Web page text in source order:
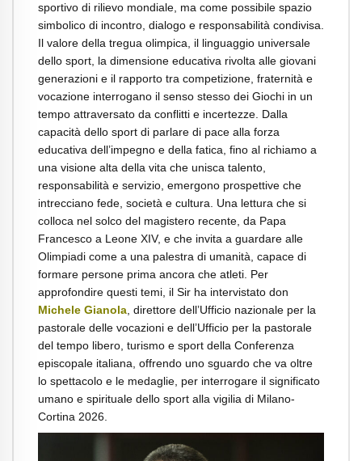
sportivo di rilievo mondiale, ma come possibile spazio
simbolico di incontro, dialogo e responsabilità condivisa.
Il valore della tregua olimpica, il linguaggio universale
dello sport, la dimensione educativa rivolta alle giovani
generazioni e il rapporto tra competizione, fraternità e
vocazione interrogano il senso stesso dei Giochi in un
tempo attraversato da conflitti e incertezze. Dalla
capacità dello sport di parlare di pace alla forza
educativa dell’impegno e della fatica, fino al richiamo a
una visione alta della vita che unisca talento,
responsabilità e servizio, emergono prospettive che
intrecciano fede, società e cultura. Una lettura che si
colloca nel solco del magistero recente, da Papa
Francesco a Leone XIV, e che invita a guardare alle
Olimpiadi come a una palestra di umanità, capace di
formare persone prima ancora che atleti. Per
approfondire questi temi, il Sir ha intervistato don
Michele Gianola , direttore dell’Ufficio nazionale per la
pastorale delle vocazioni e dell’Ufficio per la pastorale
del tempo libero, turismo e sport della Conferenza
episcopale italiana, offrendo uno sguardo che va oltre
lo spettacolo e le medaglie, per interrogare il significato
umano e spirituale dello sport alla vigilia di Milano-
Cortina 2026.